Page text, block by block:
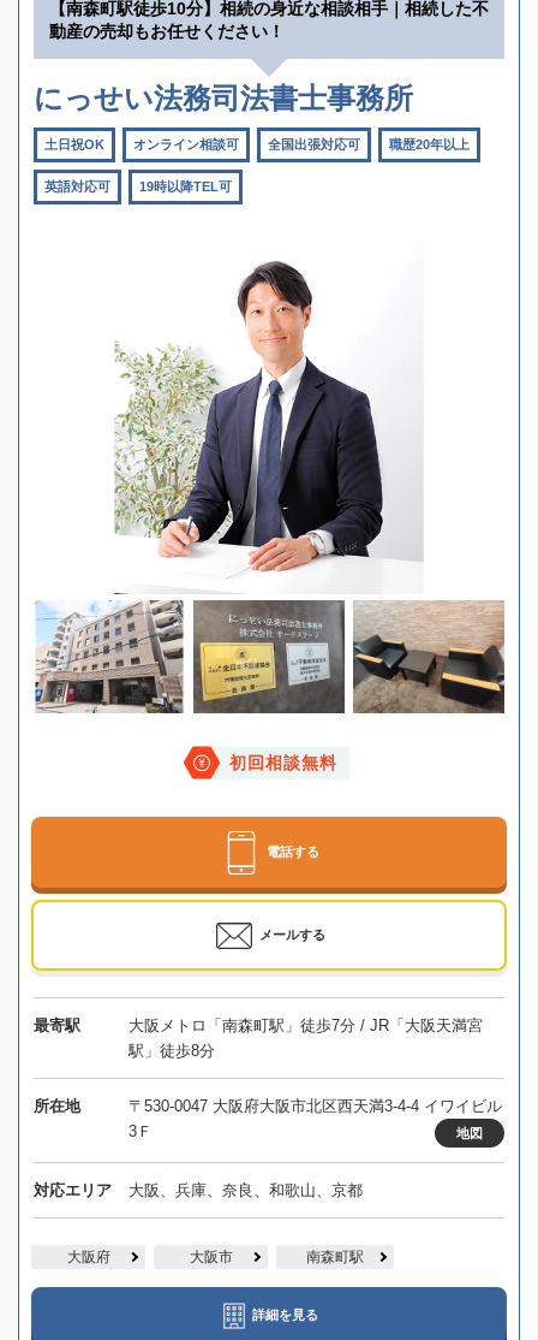
【南森町駅徒歩10分】相続の身近な相談相手｜相続した不
動産の売却もお任せください！
にっせい法務司法書士事務所
土日祝OK オンライン相談可 全国出張対応可 職歴20年以上
英語対応可 19時以降TEL可
初回相談無料
電話する
メールする
最寄駅
大阪メトロ「南森町駅」徒歩7分 / JR「大阪天満宮
駅」徒歩8分
所在地
〒530-0047 大阪府大阪市北区西天満3-4-4 イワイビル
3Ｆ
地図
対応エリア 大阪、兵庫、奈良、和歌山、京都
大阪府 大阪市 南森町駅
詳細を見る